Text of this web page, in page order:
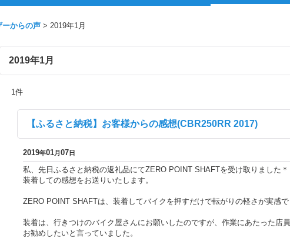
ーからの声 > 2019年1月
2019年1月
1件
【ふるさと納税】お客様からの感想(CBR250RR 2017)
2019年01月07日
私、先日ふるさと納税の返礼品にてZERO POINT SHAFTを受け取りました＊
装着しての感想をお送りいたします。
ZERO POINT SHAFTは、装着してバイクを押すだけで転がりの軽さが実感で
装着は、行きつけのバイク屋さんにお願いしたのですが、作業にあたった店
お勧めしたいと言っていました。